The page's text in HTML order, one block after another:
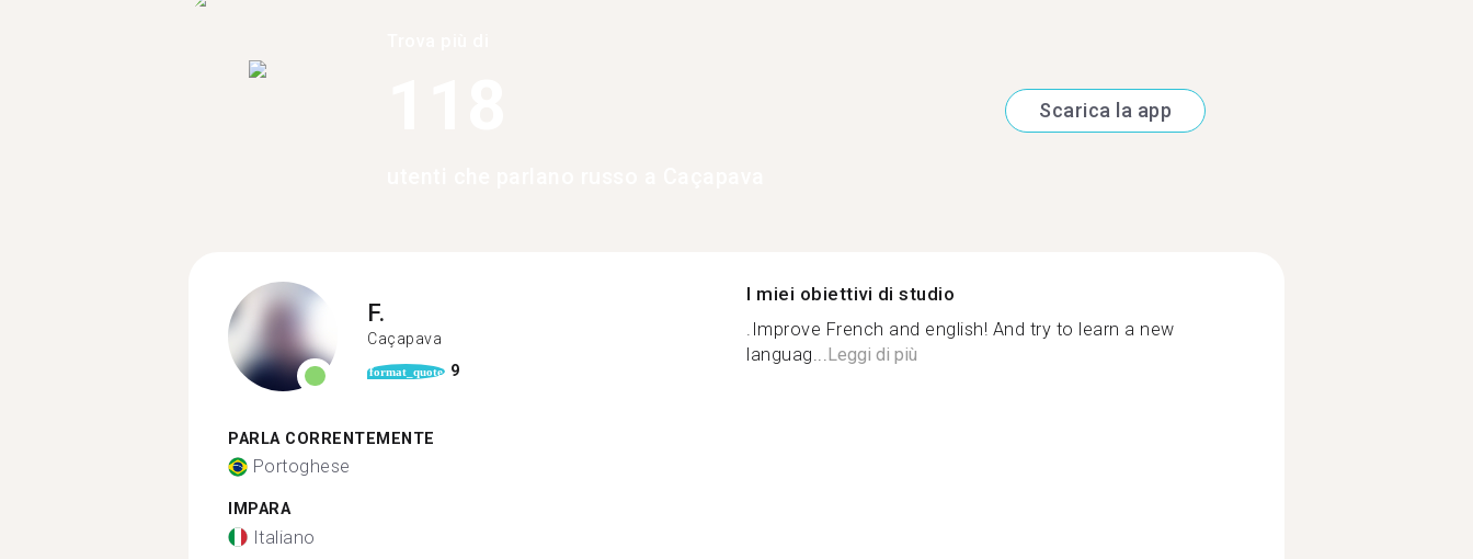
Scarica la app
F.
Caçapava
format_quote 9
PARLA CORRENTEMENTE
Portoghese
IMPARA
Italiano
I miei obiettivi di studio
.Improve French and english! And try to learn a new
languag... Leggi di più